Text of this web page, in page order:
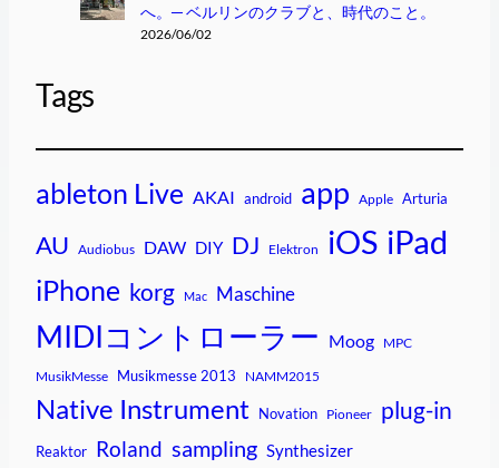
へ。─ ベルリンのクラブと、時代のこと。
2026/06/02
Tags
ableton Live AKAI android app Apple Arturia
AU Audiobus DAW DIY DJ Elektron iOS iPad
iPhone korg Mac Maschine
MIDIコントローラー Moog MPC
MusikMesse Musikmesse 2013 NAMM2015
Native Instrument Novation Pioneer plug-in
Reaktor Roland sampling Synthesizer